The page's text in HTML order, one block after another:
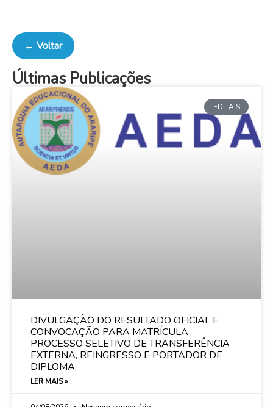
← Voltar
Últimas Publicações
EDITAIS
DIVULGAÇÃO DO RESULTADO OFICIAL E
CONVOCAÇÃO PARA MATRÍCULA
PROCESSO SELETIVO DE TRANSFERÊNCIA
EXTERNA, REINGRESSO E PORTADOR DE
DIPLOMA.
LER MAIS »